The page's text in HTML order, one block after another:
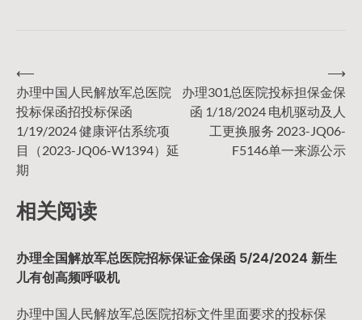
文
章
导
航
⟵
办理中国人民解放军总医院
投标保函招投标保函
1/19/2024 健康评估系统项
目（2023-JQ06-W1394）延
期
办理301总医院投标担保金保
函 1/18/2024 电机驱动及人
工更换服务 2023-JQ06-
F5146单一来源公示
⟶
相关阅读
办理全国解放军总医院招标保证金保函 5/24/2024 新生
儿有创高频呼吸机
办理中国人民解放军总医院招标文件里面要求的投标保